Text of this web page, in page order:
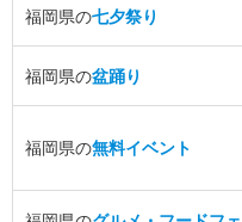
福岡県の七夕祭り
福岡県の盆踊り
福岡県の無料イベント